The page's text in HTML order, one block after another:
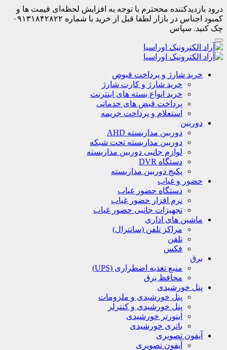
درود بازدیدکننده مححترم با توجه به افزایش لحظه‌ای قیمت ها و
کمبود اجناس در بازار لطفا قبل از خرید با شماره ۰۹۱۳۱۸۴۲۸۲۲
چک کنید. سپاس
خرید شارژ و پرداخت قبوض
خرید شارژ و کارت شارژ
خرید انواع بسته های اینترنت
پرداخت قبض های خدماتی
استعلام و پرداخت جریمه
دوربین
دوربین مداربسته AHD
دوربین مداربسته تحت شبکه
لوازم جانبی دوربین مداربسته
دستگاه DVR
پکیج دوربین مداربسته
حضور و غیاب
دستگاه حضور غیاب
نرم افزار حضور غیاب
تجهیزات جانبی حضور غیاب
ماشین های اداری
مراکز تلفن (سانترال)
تلفن
فکس
برق
منبع تغذیه اضطراری (UPS)
محافظ برق
پنل خورشیدی
پنل خورشیدی و ملزومات
پنل خورشیدی و کنترلر
اینورتر خورشیدی
باتری خورشیدی
آیفون تصویری
آیفون تصویری